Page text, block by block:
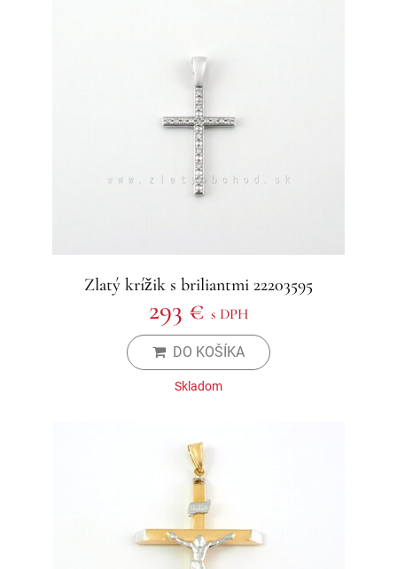
Zlatý krížik s briliantmi 22203595
293 € s DPH
DO KOŠÍKA
Skladom